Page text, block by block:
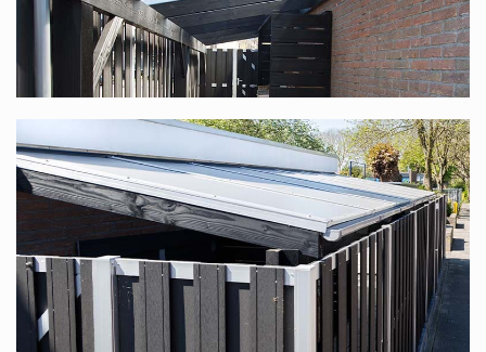
Polycarbonat-Komplettdach in vielen
verschiedenen Maßen
Dieses Komplettdach bieten wir in vielen verschiedenen
Maßen an. Die Standardbreite reicht von 1,06 m bis
12,06 m (dank unseres modularen Systems ist die Breite
stufenlos), die Tiefe ist in 6 Größen verfügbar: 2,5 m, 3 m,
3,5 m, 4 m, 4,5 m und 5 m. In jedem Fall haben Sie die
Wahl zwischen transparenten oder opalweißen Platten.
Bedenken Sie, dass Sie, wenn Sie mit mehreren Personen
an einem Tisch sitzen möchten, eine Tiefe von mindestens
3,5 m wählen sollten.